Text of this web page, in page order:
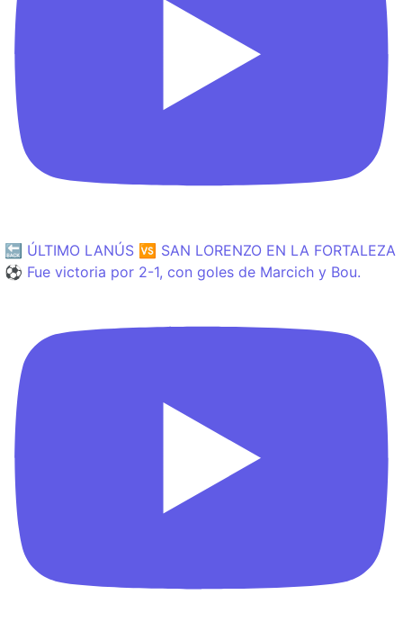
🔙 ÚLTIMO LANÚS 🆚 SAN LORENZO EN LA FORTALEZA
⚽️ Fue victoria por 2-1, con goles de Marcich y Bou.